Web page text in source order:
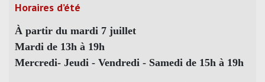
Horaires d’été
À partir du mardi 7 juillet
Mardi de 13h à 19h
Mercredi- Jeudi - Vendredi - Samedi de 15h à 19h